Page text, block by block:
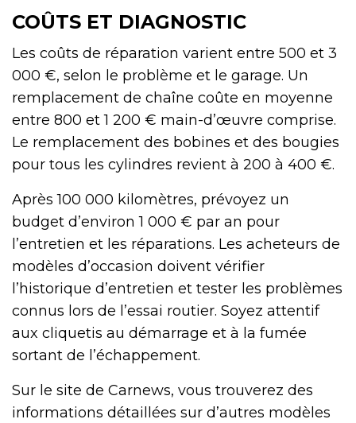
COÛTS ET DIAGNOSTIC
Les coûts de réparation varient entre 500 et 3
000 €, selon le problème et le garage. Un
remplacement de chaîne coûte en moyenne
entre 800 et 1 200 € main-d’œuvre comprise.
Le remplacement des bobines et des bougies
pour tous les cylindres revient à 200 à 400 €.
Après 100 000 kilomètres, prévoyez un
budget d’environ 1 000 € par an pour
l’entretien et les réparations. Les acheteurs de
modèles d’occasion doivent vérifier
l’historique d’entretien et tester les problèmes
connus lors de l’essai routier. Soyez attentif
aux cliquetis au démarrage et à la fumée
sortant de l’échappement.
Sur le site de Carnews, vous trouverez des
informations détaillées sur d’autres modèles